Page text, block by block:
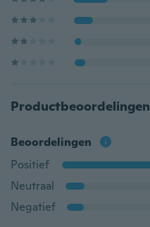
Productbeoordelingen
Beoordelingen
Positief
Neutraal
Negatief